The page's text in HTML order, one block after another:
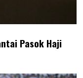
Pasok Haji